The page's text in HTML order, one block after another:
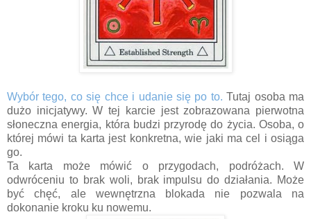
Wybór tego, co się chce i udanie się po to. Tutaj osoba ma
dużo inicjatywy. W tej karcie jest zobrazowana pierwotna
słoneczna energia, która budzi przyrodę do życia. Osoba, o
której mówi ta karta jest konkretna, wie jaki ma cel i osiąga
go.
Ta karta może mówić o przygodach, podróżach. W
odwróceniu to brak woli, brak impulsu do działania. Może
być chęć, ale wewnętrzna blokada nie pozwala na
dokonanie kroku ku nowemu.